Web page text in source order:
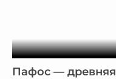
Пафос —